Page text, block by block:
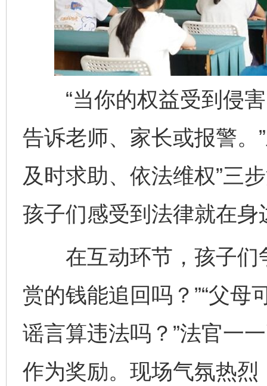
“当你的权益受到侵害
告诉老师、家长或报警。
及时求助、依法维权”三
孩子们感受到法律就在身
在互动环节，孩子们
赏的钱能追回吗？”“父母
谣言算违法吗？”法官一
作为奖励。现场气氛热烈